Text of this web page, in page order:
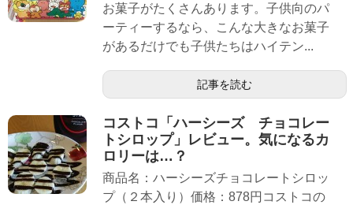
お菓子がたくさんあります。子供向のパ
ーティーするなら、こんな大きなお菓子
があるだけでも子供たちはハイテン...
記事を読む
コストコ「ハーシーズ チョコレー
トシロップ」レビュー。気になるカ
ロリーは…？
商品名：ハーシーズチョコレートシロッ
プ（２本入り）価格：878円コストコの